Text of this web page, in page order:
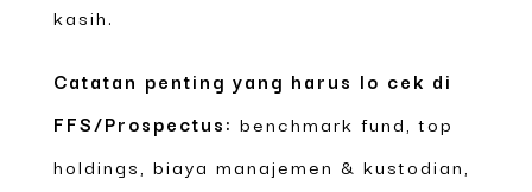
kasih.
Catatan penting yang harus lo cek di
FFS/Prospectus: benchmark fund, top
holdings, biaya manajemen & kustodian,